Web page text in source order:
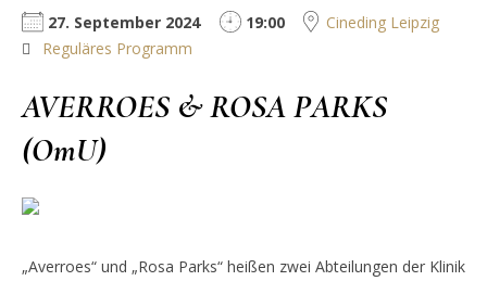
27. September 2024 19:00
Cineding Leipzig
Reguläres Programm
AVERROES & ROSA PARKS
(OmU)
„Averroes“ und „Rosa Parks“ heißen zwei Abteilungen der Klinik